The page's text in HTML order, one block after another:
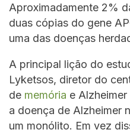
Aproximadamente 2%
duas cópias do gene
uma das doenças
A principal lição do
Lyketsos, diretor do
de memória e
a doença de Alzheimer
um monólito. Em vez